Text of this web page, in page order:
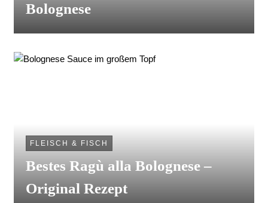
Bolognese
FLEISCH & FISCH
Bestes Ragù alla Bolognese –
Original Rezept